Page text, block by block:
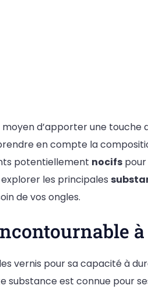
d’apporter une touche
en compte la
potentiellement nocifs
les principales
de vos ongles.
vernis pour sa capacité à
substance est connue pour